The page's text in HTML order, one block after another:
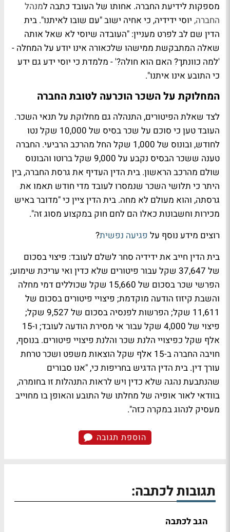
מספקות לידיעת החברה. אחותו של העובד כתבה למנהל
החברה, יוסי ידידיה, כי אחיה ישוב "עם שובו לאיתנו". בית
הדין שם לב לפרט מעניין: "העובדה שיוסי לא שאל אותה
שאלה המתבקשת ממישהו שלכאורה אינו יודע על המחלה -
'למה כוונתך? האם הוא חולה?' - מלמדת כי יוסי ידע גם ידע
כי התובע אינו איתנו".
המחלוקת על השכר הוכרעה לטובת החברה
לצד שאלת הפיטורים, התנהלה גם מחלוקת על תנאי השכר.
העובד טען כי סוכם על שכר בסיס של 10,000 שקל נטו
לחודש, ובונוס של 1,000 שקל החל מהרכב הרביעי. החברה
טענה ששכר הבסיס נקבע על 9,000 שקל ברוטו והבונוס
שולם מהרכב הראשון. בית הדין העדיף את גרסת החברה, בין
היתר כי תלושי השכר שנמסרו לעובד מדי חודש תאמו את
גרסתה, והוא מעולם לא מחה. בית הדין ציין כי "מדובר באיש
מכירות וחשבונות כאלו הם לחם חוק במקצוע מסוג זה".
רוצים מידע נוסף על פגיעה נפשית?
בית הדין חייב את ידידיה סחר לשלם לעובד: פיצוי בסכום
של 37,647 שקל עבור פיטורים שלא כדין ואי עריכת שימוע;
הפרשי שכר בסכום של 15,660 שקל שכוללים דמי מחלה
והשבת קיזוז הודעה מוקדמת; פיצויי פיטורים בסכום של
11,611 שקל; הפרשות לפנסיה בסכום של 9,527 שקל;
פיצוי של 4,000 שקל עבור אי מסירת הודעה לעובד; ו-15
אלף שקל כפיצויי הלנת שכר והלנת פיצויי פיטורים. בנוסף,
חויבה החברה ב-15 אלף שקל הוצאות משפט ושכר טרחת
עורך דין. בית הדין הדגיש בחריפות כי, "אנו סבורים
שהנתבעת נהגה שלא כדין ויש לראות התנהלות זו בחומרה,
בוודאי לאור אופיה של מחלתו של התובע והאופן בו מחוייב
מעסיק לנהוג במקרה כזה".
הוספת תגובה
תגובות לכתבה:
הגב לכתבה